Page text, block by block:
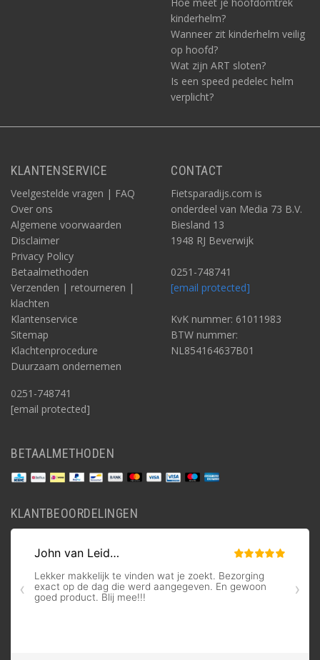
kinderhelm?
Wanneer zit kinderhelm veilig
op hoofd?
Wat zijn ART sloten?
Is een speed pedelec helm
verplicht?
KLANTENSERVICE
Veelgestelde vragen | FAQ
Over ons
Algemene voorwaarden
Disclaimer
Privacy Policy
Betaalmethoden
Verzenden | retourneren |
klachten
Klantenservice
Sitemap
Klachtenprocedure
Duurzaam ondernemen
0251-748741
[email protected]
CONTACT
Fietsparadijs.com is
onderdeel van Media 73 B.V.
Biesland 13
1948 RJ Beverwijk
0251-748741
[email protected]
KvK nummer: 61011983
BTW nummer:
NL854164637B01
BETAALMETHODEN
KLANTBEOORDELINGEN